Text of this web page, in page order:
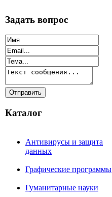
Задать вопрос
Каталог
Антивирусы и защита
данных
Графические программы
Гуманитарные науки